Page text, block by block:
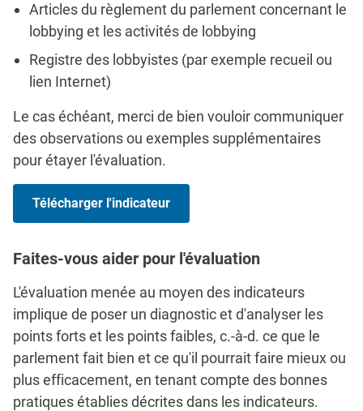
Articles du règlement du parlement concernant le
lobbying et les activités de lobbying
Registre des lobbyistes (par exemple recueil ou
lien Internet)
Le cas échéant, merci de bien vouloir communiquer
des observations ou exemples supplémentaires
pour étayer l'évaluation.
Télécharger l'indicateur
Faites-vous aider pour l'évaluation
L'évaluation menée au moyen des indicateurs
implique de poser un diagnostic et d'analyser les
points forts et les points faibles, c.-à-d. ce que le
parlement fait bien et ce qu'il pourrait faire mieux ou
plus efficacement, en tenant compte des bonnes
pratiques établies décrites dans les indicateurs.